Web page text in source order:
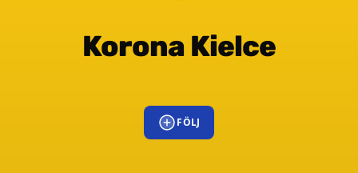
Korona Kielce
FÖLJ